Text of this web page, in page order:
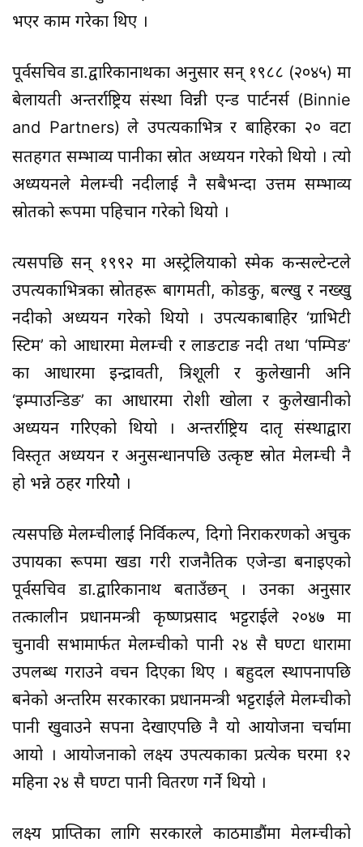
भएर काम गरेका थिए ।
पूर्वसचिव डा.द्वारिकानाथका अनुसार सन् १९८८ (२०४५) मा
बेलायती अन्तर्राष्ट्रिय संस्था विन्नी एन्ड पार्टनर्स (Binnie
and Partners) ले उपत्यकाभित्र र बाहिरका २० वटा
सतहगत सम्भाव्य पानीका स्रोत अध्ययन गरेको थियो । त्यो
अध्ययनले मेलम्ची नदीलाई नै सबैभन्दा उत्तम सम्भाव्य
स्रोतको रूपमा पहिचान गरेको थियो ।
त्यसपछि सन् १९९२ मा अस्ट्रेलियाको स्मेक कन्सल्टेन्टले
उपत्यकाभित्रका स्रोतहरू बागमती, कोडकु, बल्खु र नख्खु
नदीको अध्ययन गरेको थियो । उपत्यकाबाहिर ‘ग्राभिटी
स्टिम’ को आधारमा मेलम्ची र लाङटाङ नदी तथा ‘पम्पिङ’
का आधारमा इन्द्रावती, त्रिशूली र कुलेखानी अनि
‘इम्पाउन्डिङ’ का आधारमा रोशी खोला र कुलेखानीको
अध्ययन गरिएको थियो । अन्तर्राष्ट्रिय दातृ संस्थाद्वारा
विस्तृत अध्ययन र अनुसन्धानपछि उत्कृष्ट स्रोत मेलम्ची नै
हो भन्ने ठहर गरियोे ।
त्यसपछि मेलम्चीलाई निर्विकल्प, दिगो निराकरणको अचुक
उपायका रूपमा खडा गरी राजनैतिक एजेन्डा बनाइएको
पूर्वसचिव डा.द्वारिकानाथ बताउँछन् । उनका अनुसार
तत्कालीन प्रधानमन्त्री कृष्णप्रसाद भट्टराईले २०४७ मा
चुनावी सभामार्फत मेलम्चीको पानी २४ सै घण्टा धारामा
उपलब्ध गराउने वचन दिएका थिए । बहुदल स्थापनापछि
बनेको अन्तरिम सरकारका प्रधानमन्त्री भट्टराईले मेलम्चीको
पानी खुवाउने सपना देखाएपछि नै यो आयोजना चर्चामा
आयो । आयोजनाको लक्ष्य उपत्यकाका प्रत्येक घरमा १२
महिना २४ सै घण्टा पानी वितरण गर्ने थियो ।
लक्ष्य प्राप्तिका लागि सरकारले काठमाडौंमा मेलम्चीको